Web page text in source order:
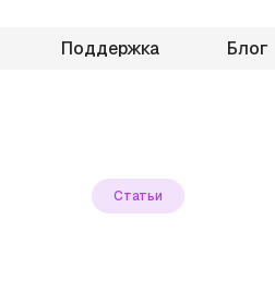
Поддержка Блог
Статьи